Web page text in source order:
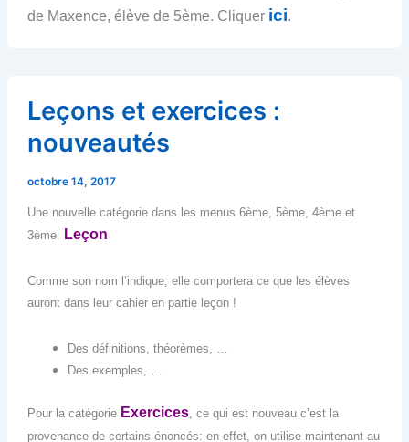
de Maxence, élève de 5ème. Cliquer ici.
Leçons et exercices :
nouveautés
octobre 14, 2017
Une nouvelle catégorie dans les menus 6ème, 5ème, 4ème et
3ème: Leçon
Comme son nom l’indique, elle comportera ce que les élèves
auront dans leur cahier en partie leçon !
Des définitions, théorèmes, …
Des exemples, …
Pour la catégorie Exercices, ce qui est nouveau c’est la
provenance de certains énoncés: en effet, on utilise maintenant au